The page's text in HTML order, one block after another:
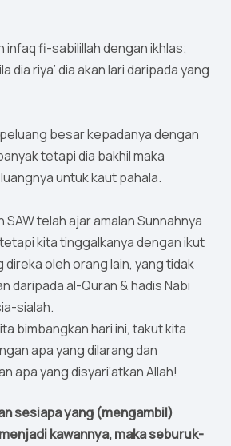
infaq fi-sabilillah dengan ikhlas;
dia riya’ dia akan lari daripada yang
besar kepadanya dengan
tetapi dia bakhil maka
untuk kaut pahala.
SAW telah ajar amalan Sunnahnya
kita tinggalkanya dengan ikut
direka oleh orang lain, yang tidak
daripada al-Quran & hadis Nabi
sialah.
bimbangkan hari ini, takut kita
apa yang dilarang dan
apa yang disyari’atkan Allah!
sesiapa yang (mengambil)
kawannya, maka seburuk-